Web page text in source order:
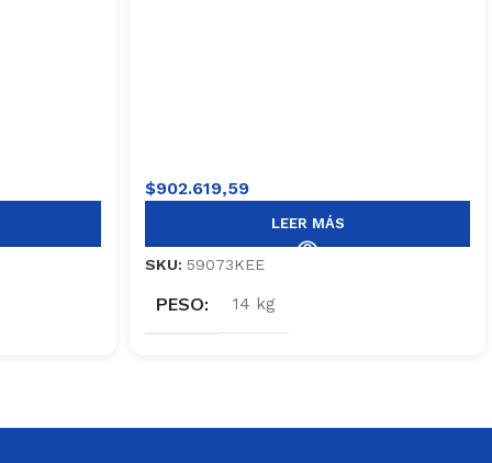
$902.619,59
LEER MÁS
SKU: 59073KEE
PESO 14 kg